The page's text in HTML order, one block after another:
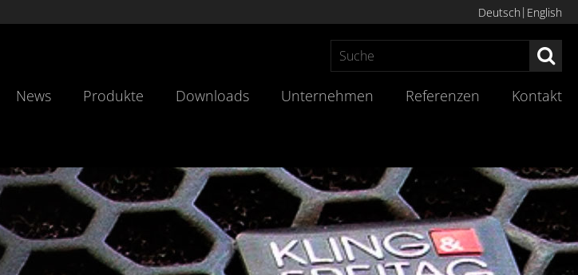
Deutsch English
News Produkte Downloads Unternehmen Referenzen Kontakt